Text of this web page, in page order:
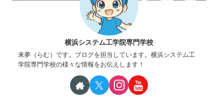
横浜システム工学院専門学校
来夢（らむ）です。ブログを担当しています。横浜システム工
学院専門学校の様々な情報をお伝えします！